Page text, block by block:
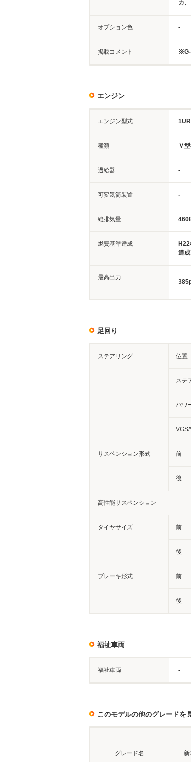
カ
オプション色 -
掲載コメント ※G-
エンジン
エンジン型式
種類 Ｖ
過給器 -
可変気筒装置 -
総排気量
燃費基準達成
達
最高出力
足回り
ステアリング 位置
ステ
パワ
VGS/
サスペンション形式 前
後
高性能サスペンション
タイヤサイズ 前
後
ブレーキ形式 前
後
福祉車両
福祉車両 -
このモデルの他のグレードを
グレード名 新